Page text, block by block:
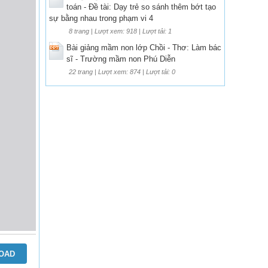
toán - Đề tài: Dạy trẻ so sánh thêm bớt tạo
sự bằng nhau trong phạm vi 4
8 trang | Lượt xem: 918 | Lượt tải: 1
Bài giảng mầm non lớp Chồi - Thơ: Làm bác
sĩ - Trường mầm non Phú Diễn
22 trang | Lượt xem: 874 | Lượt tải: 0